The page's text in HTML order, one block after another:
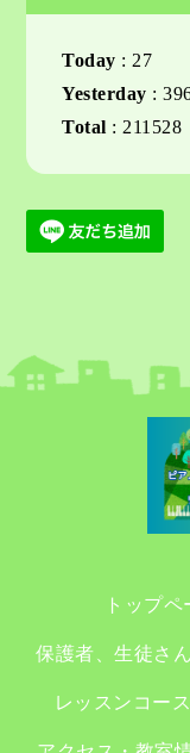
Today : 27
Yesterday :
Total : 211528
トップペ
保護者、生徒さ
レッスンコー